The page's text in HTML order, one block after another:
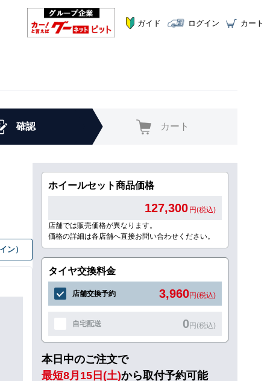
ガイド ログイン カート
確認 カート
ン）
ホイールセット商品価格
127,300 円(税込)
店舗では販売価格が異なります。
価格の詳細は各店舗へ直接お問い合わせください。
タイヤ交換料金
店舗交換予約 3,960円(税込)
自宅配送 0円(税込)
本日中のご注文で
最短8月15日(土)から取付予約可能